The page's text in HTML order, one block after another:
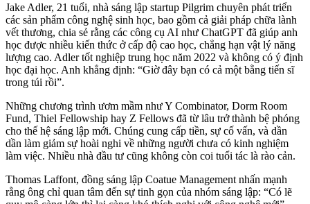
Jake Adler, 21 tuổi, nhà sáng lập startup Pilgrim chuyên phát triển
các sản phẩm công nghệ sinh học, bao gồm cả giải pháp chữa lành
vết thương, chia sẻ rằng các công cụ AI như ChatGPT đã giúp anh
học được nhiều kiến thức ở cấp độ cao học, chẳng hạn vật lý năng
lượng cao. Adler tốt nghiệp trung học năm 2022 và không có ý định
học đại học. Anh khẳng định: “Giờ đây bạn có cả một bằng tiến sĩ
trong túi rồi”.
Những chương trình ươm mầm như Y Combinator, Dorm Room
Fund, Thiel Fellowship hay Z Fellows đã từ lâu trở thành bệ phóng
cho thế hệ sáng lập mới. Chúng cung cấp tiền, sự cố vấn, và dần
dần làm giảm sự hoài nghi về những người chưa có kinh nghiệm
làm việc. Nhiều nhà đầu tư cũng không còn coi tuổi tác là rào cản.
Thomas Laffont, đồng sáng lập Coatue Management nhấn mạnh
rằng ông chỉ quan tâm đến sự tinh gọn của nhóm sáng lập: “Có lẽ